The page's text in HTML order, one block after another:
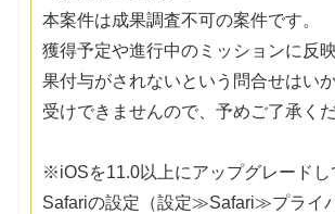
本案件は成果調査不可の案件です。
獲得予定や進行中のミッションに反
果付与がされないという問合せはい
受けできませんので、予めご了承くだ
※iOSを11.0以上にアップグレードし
Safariの設定（設定≫Safari≫プライ